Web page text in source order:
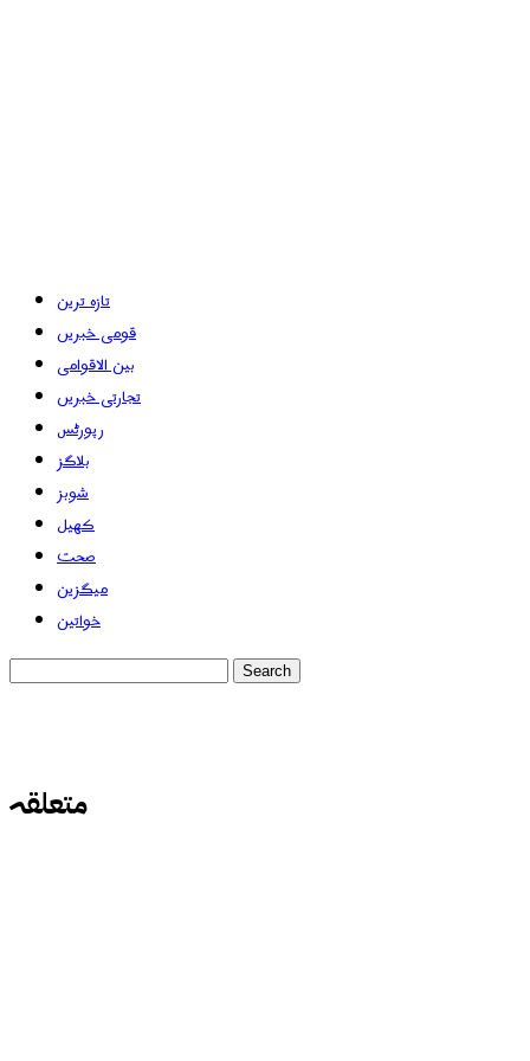
تازہ ترین
قومی خبریں
بین الاقوامی
تجارتی خبریں
رپورٹس
بلاگز
شوبز
کھیل
صحت
میگزین
خواتین
متعلقہ